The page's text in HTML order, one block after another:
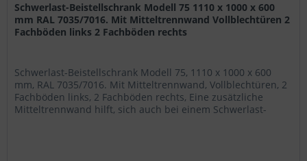
Schwerlast-Beistellschrank Modell 75 1110 x 1000 x 600
mm RAL 7035/7016. Mit Mitteltrennwand Vollblechtüren 2
Fachböden links 2 Fachböden rechts
Schwerlast-Beistellschrank Modell 75, 1110 x 1000 x 600
mm, RAL 7035/7016. Mit Mitteltrennwand, Vollblechtüren, 2
Fachböden links, 2 Fachböden rechts, Eine zusätzliche
Mitteltrennwand hilft, sich auch bei einem Schwerlast-